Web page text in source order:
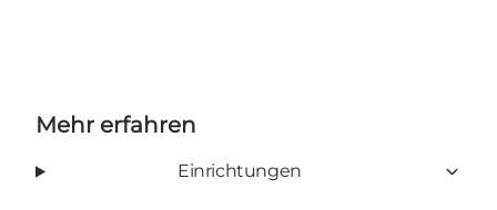
Mehr erfahren
Einrichtungen